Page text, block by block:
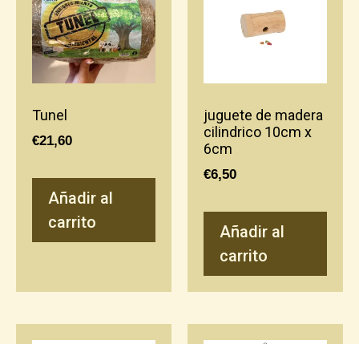
Tunel
€21,60
Añadir al
carrito
juguete de madera
cilindrico 10cm x
6cm
€6,50
Añadir al
carrito